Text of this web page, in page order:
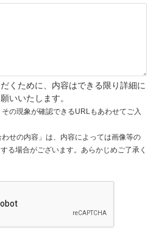
くために、内容はできる限り詳細に
いいたします。
の現象が確認できるURLもあわせてご入
せの内容」は、内容によっては画像等の
る場合がございます。あらかじめご了承く